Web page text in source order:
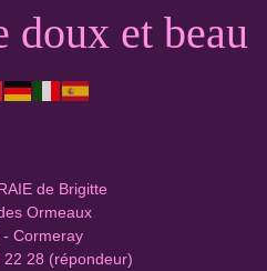
doux et beau
de Brigitte
Ormeaux
- Cormeray
22 28 (répondeur)